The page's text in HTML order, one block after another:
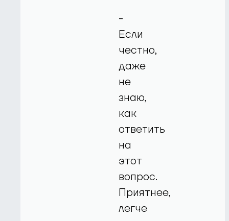
-
Если
честно,
даже
не
знаю,
как
ответить
на
этот
вопрос.
Приятнее,
легче